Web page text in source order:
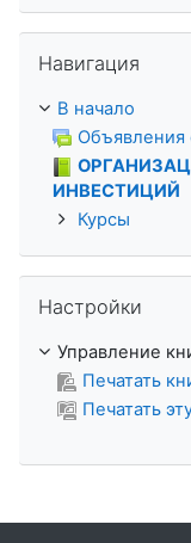
Навигация
В начало
Объявления
ИНВЕСТИЦИЙ
Курсы
Настройки
Управление
Печатать
Печатать